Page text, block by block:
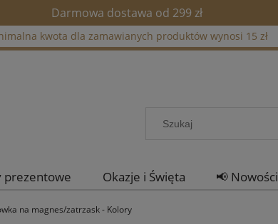
Darmowa dostawa od 299 zł
kwota dla zamawianych produktów wynosi 15 zł
prezentowe Okazje i Święta 📢 Nowości
na magnes/zatrzask - Kolory